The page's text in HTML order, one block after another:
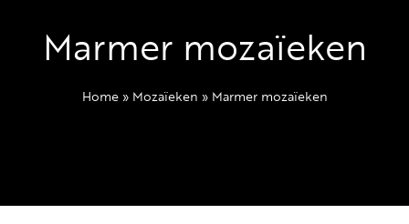
Marmer mozaïeken
Home» Mozaïeken » Marmer mozaïeken